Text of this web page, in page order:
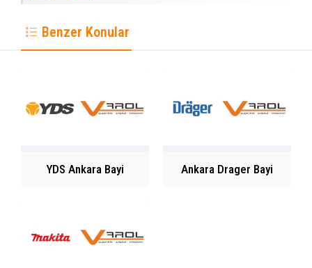
Benzer Konular
YDS Ankara Bayi Ankara Drager Bayi